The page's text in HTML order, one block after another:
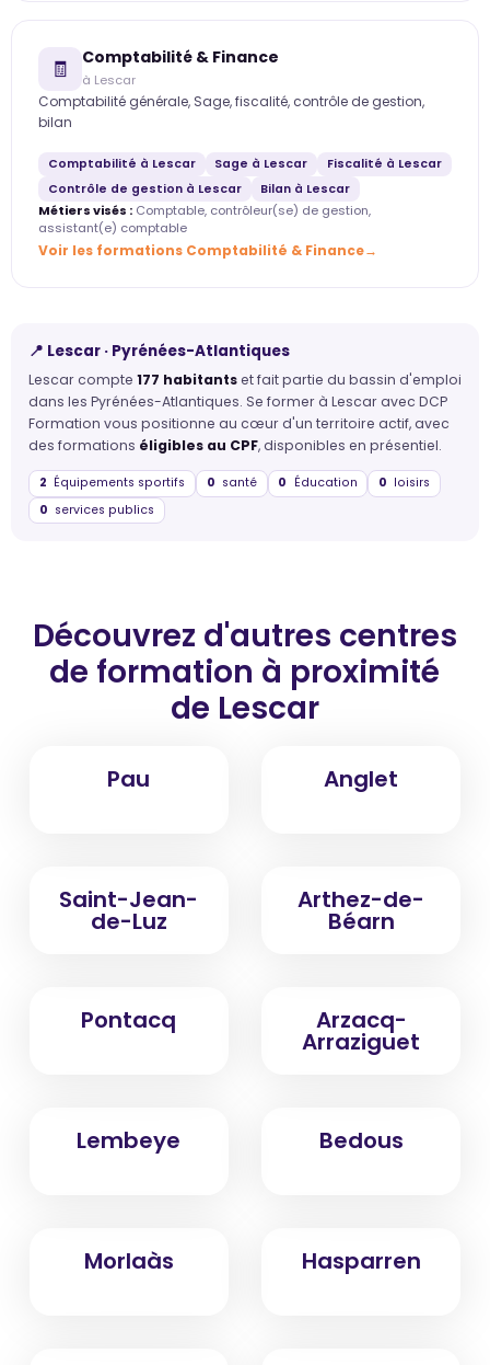
🧾 Comptabilité & Finance
à Lescar
Comptabilité générale, Sage, fiscalité, contrôle de gestion,
bilan
Comptabilité à Lescar Sage à Lescar
Fiscalité à Lescar
Contrôle de gestion à Lescar
Bilan à Lescar
Métiers visés : Comptable, contrôleur(se) de gestion,
assistant(e) comptable
Voir les formations Comptabilité & Finance
📍 Lescar · Pyrénées-Atlantiques
Lescar compte 177 habitantset fait partie du bassin d'emploi
dans les Pyrénées-Atlantiques. Se former à Lescar avec DCP
Formation vous positionne au cœur d'un territoire actif, avec
des formations éligibles au CPF, disponibles en présentiel.
2 Équipements sportifs 0 santé 0 Éducation 0 loisirs
0 services publics
Découvrez d'autres centres
de formation à proximité
de Lescar
Pau Anglet
Saint-Jean-
de-Luz
Arthez-de-
Béarn
Pontacq Arzacq-
Arraziguet
Lembeye Bedous
Morlaàs Hasparren